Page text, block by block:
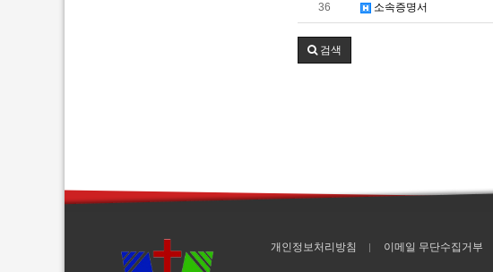
36 소속증명서
검색
개인정보처리방침 이메일 무단수집거부